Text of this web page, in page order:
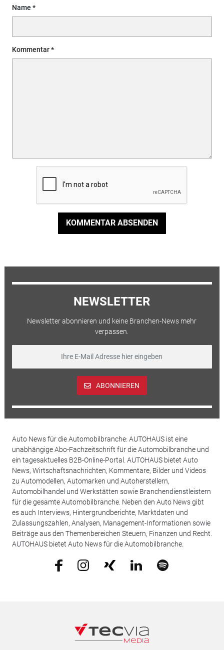
Name
Kommentar
KOMMENTAR ABSENDEN
NEWSLETTER
Newsletter abonnieren und keine Branchen-News mehr
verpassen.
ABONNIEREN
Auto News für die Automobilbranche: AUTOHAUS ist eine
unabhängige Abo-Fachzeitschrift für die Automobilbranche und
ein tagesaktuelles B2B-Online-Portal. AUTOHAUS bietet Auto
News, Wirtschaftsnachrichten, Kommentare, Bilder und Videos
zu Automodellen, Automarken und Autoherstellern,
Automobilhandel und Werkstätten sowie Branchendienstleistern
für die gesamte Automobilbranche. Neben den Auto News gibt
es auch Interviews, Hintergrundberichte, Marktdaten und
Zulassungszahlen, Analysen, Management-Informationen sowie
Beiträge aus den Themenbereichen Steuern, Finanzen und Recht.
AUTOHAUS bietet Auto News für die Automobilbranche.